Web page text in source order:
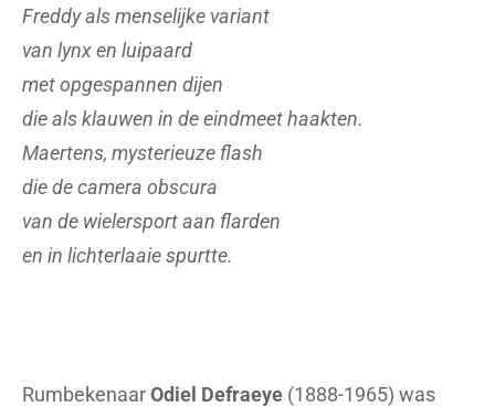
Freddy als menselijke variant
van lynx en luipaard
met opgespannen dijen
die als klauwen in de eindmeet haakten.
Maertens, mysterieuze flash
die de camera obscura
van de wielersport aan flarden
en in lichterlaaie spurtte.
RumbekenaarOdiel Defraeye (1888-1965) was